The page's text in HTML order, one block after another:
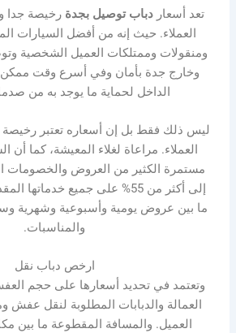
تعد أسعار دباب توصيل بجدة رخيصة جدا
العملاء. حيث إنه من أفضل السيارات
ومنقولات وممتلكات العميل الشخصية
وخارج جدة بأمان وفي أسرع وقت
الداخل لحماية ما يوجد به من
ليس ذلك فقط بل إن أسعاره تعتبر رخيصة
العملاء. مراعاة لغلاء المعيشة، كما أن
مستمرة الكثير من العروض والخصومات
إلى أكثر من 55% على جميع
ما بين عروض يومية وأسبوعية وشهرية
والمناسبات.
ارخص دباب نقل
وتعتمد في تحديد أسعارها على حجم
العمالة والدبابات المطلوبة لنقل عفش
العميل. والمسافة المقطوعة ما بين